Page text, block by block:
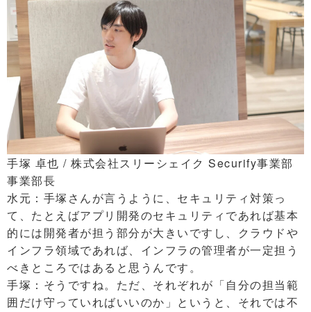
手塚 卓也 / 株式会社スリーシェイク Securify事業部
事業部長
水元：手塚さんが言うように、セキュリティ対策っ
て、たとえばアプリ開発のセキュリティであれば基本
的には開発者が担う部分が大きいですし、クラウドや
インフラ領域であれば、インフラの管理者が一定担う
べきところではあると思うんです。
手塚：そうですね。ただ、それぞれが「自分の担当範
囲だけ守っていればいいのか」というと、それでは不